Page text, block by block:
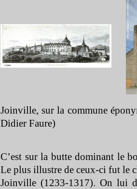
Joinville, sur la commune
Didier Faure)
C’est sur la butte dominant le
Le plus illustre de ceux-ci fut le
Joinville (1233-1317). On lui